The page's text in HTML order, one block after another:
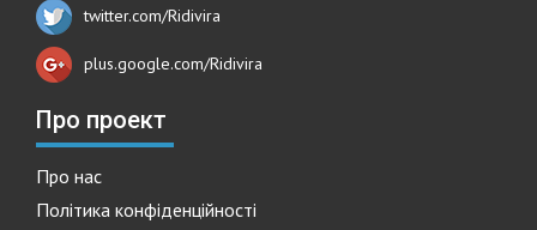
twitter.com/Ridivira
plus.google.com/Ridivira
Про проект
Про нас
Політика конфіденційності